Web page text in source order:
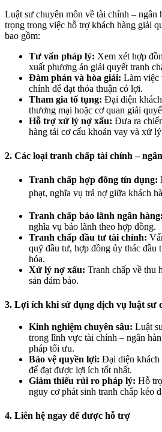
Luật sư chuyên môn về tài chính – ngân
trọng trong việc hỗ trợ khách hàng giải
bao gồm:
Tư vấn pháp lý: Xem xét hợp
xuất phương án giải quyết tranh
Đàm phán và hòa giải: Làm việc
chính để đạt thỏa thuận có lợi.
Tham gia tố tụng: Đại diện
thương mại hoặc cơ quan giải
Hỗ trợ xử lý nợ xấu: Đưa ra
hàng tái cơ cấu khoản vay và xử
2. Các loại tranh chấp tài chính –
Tranh chấp hợp đồng tín dụng:
phạt, nghĩa vụ trả nợ giữa khách
Tranh chấp bảo lãnh ngân hàng:
nghĩa vụ bảo lãnh theo hợp đồng.
Tranh chấp đầu tư tài chính:
quỹ đầu tư, hợp đồng ủy thác đầu
hóa.
Xử lý nợ xấu: Tranh chấp về thu
sản đảm bảo.
3. Lợi ích khi sử dụng dịch vụ luật sư
Kinh nghiệm chuyên sâu: Luật
trong lĩnh vực tài chính – ngân
pháp tối ưu.
Bảo vệ quyền lợi: Đại diện khách
để đạt được lợi ích tốt nhất.
Giảm thiểu rủi ro pháp lý: Hỗ
nguy cơ phát sinh tranh chấp kéo
4. Liên hệ ngay để được hỗ trợ